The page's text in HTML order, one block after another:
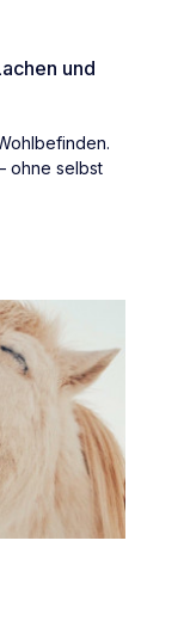
und
ohne selbst